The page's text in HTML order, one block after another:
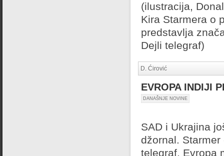
(ilustracija,
Kira Starmera o
predstavlja
Dejli telegraf)
D. Ćirović
EVROPA INDIJI
DANAŠNJE NOVINE
SAD i Ukrajina
džornal.
telegraf. Evropa